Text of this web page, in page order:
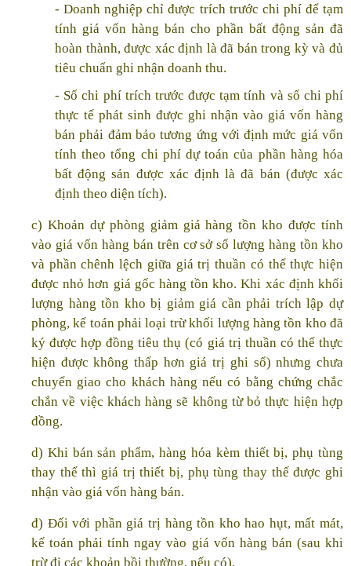
- Doanh nghiệp chỉ được trích trước chi phí để tạm
tính giá vốn hàng bán cho phần bất động sản đã
hoàn thành, được xác định là đã bán trong kỳ và đủ
tiêu chuẩn ghi nhận doanh thu.
- Số chi phí trích trước được tạm tính và số chi phí
thực tế phát sinh được ghi nhận vào giá vốn hàng
bán phải đảm bảo tương ứng với định mức giá vốn
tính theo tổng chi phí dự toán của phần hàng hóa
bất động sản được xác định là đã bán (được xác
định theo diện tích).
c) Khoản dự phòng giảm giá hàng tồn kho được tính
vào giá vốn hàng bán trên cơ sở số lượng hàng tồn kho
và phần chênh lệch giữa giá trị thuần có thể thực hiện
được nhỏ hơn giá gốc hàng tồn kho. Khi xác định khối
lượng hàng tồn kho bị giảm giá cần phải trích lập dự
phòng, kế toán phải loại trừ khối lượng hàng tồn kho đã
ký được hợp đồng tiêu thụ (có giá trị thuần có thể thực
hiện được không thấp hơn giá trị ghi sổ) nhưng chưa
chuyển giao cho khách hàng nếu có bằng chứng chắc
chắn về việc khách hàng sẽ không từ bỏ thực hiện hợp
đồng.
d) Khi bán sản phẩm, hàng hóa kèm thiết bị, phụ tùng
thay thế thì giá trị thiết bị, phụ tùng thay thế được ghi
nhận vào giá vốn hàng bán.
đ) Đối với phần giá trị hàng tồn kho hao hụt, mất mát,
kế toán phải tính ngay vào giá vốn hàng bán (sau khi
trừ đi các khoản bồi thường, nếu có).